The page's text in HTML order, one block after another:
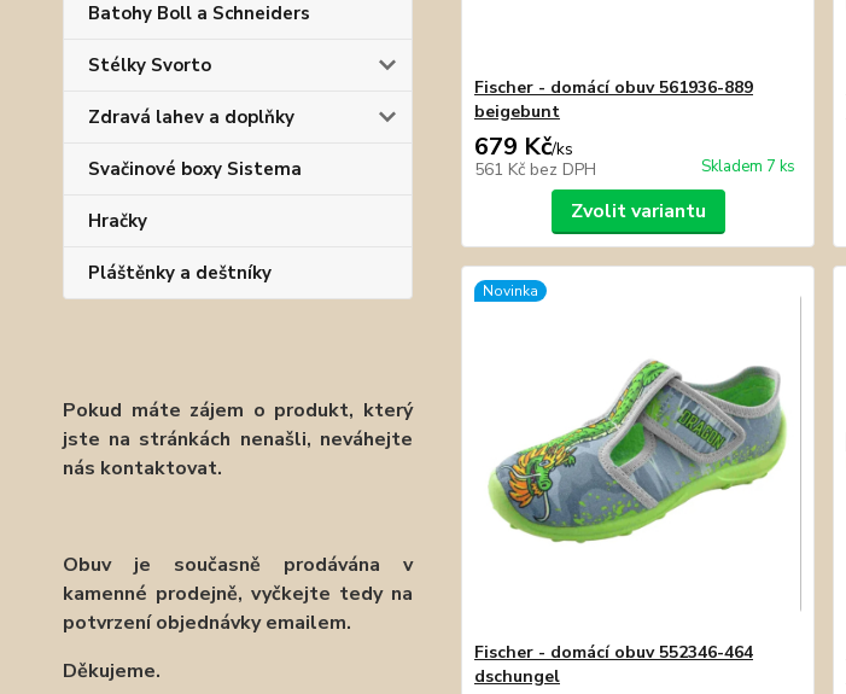
Batohy Boll a Schneiders
Stélky Svorto
Zdravá lahev a doplňky
Svačinové boxy Sistema
Hračky
Pláštěnky a deštníky
Pokud máte zájem o produkt, který
jste na stránkách nenašli, neváhejte
nás kontaktovat.
Obuv je současně prodávána v
kamenné prodejně, vyčkejte tedy na
potvrzení objednávky emailem.
Děkujeme.
Fischer - domácí obuv 561936-889
beigebunt
679 Kč/ks
561 Kč bez DPH Skladem 7 ks
Zvolit variantu
Novinka
Fischer - domácí obuv 552346-464
dschungel